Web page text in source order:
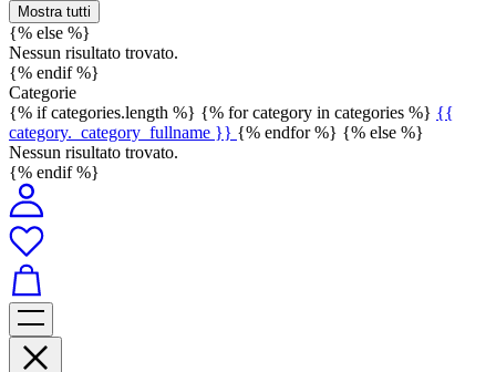
Mostra tutti
{% else %}
Nessun risultato trovato.
{% endif %}
Categorie
{% if categories.length %} {% for category in categories %} {{
category._category_fullname }} {% endfor %} {% else %}
Nessun risultato trovato.
{% endif %}